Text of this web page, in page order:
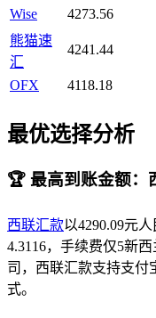
Wise
4273.56
熊猫速
汇
4241.44
OFX 4118.18
最优选择分析
🏆 最高到账金额：
西联汇款以4290.09元
4.3116，手续费仅5新
司，西联汇款支持支付
式。